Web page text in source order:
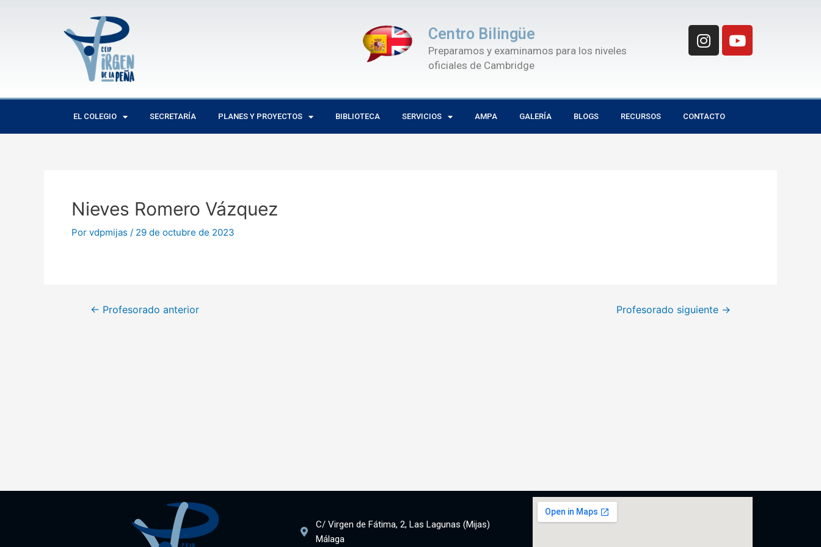
Centro Bilingüe
Preparamos y examinamos para los niveles
oficiales de Cambridge
I
n
a
r
a
Y
o
u
EL COLEGIO SECRETARÍA PLANES Y PROYECTOS BIBLIOTECA SERVICIOS AMPA GALERÍA BLOGS RECURSOS CONTACTO
Nieves Romero Vázquez
Por vdpmijas / 29 de octubre de 2023
entradas
← Profesorado anterior Profesorado siguiente →
C/ Virgen de Fátima, 2, Las Lagunas (Mijas)
Málaga